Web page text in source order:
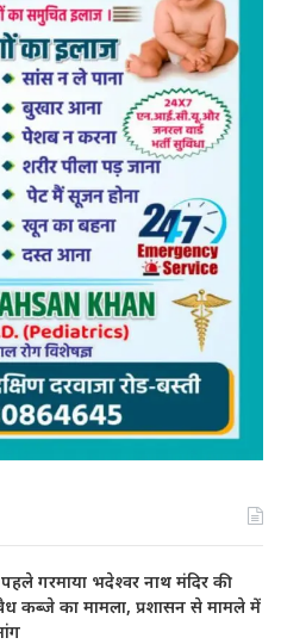
गरमाया भदेश्वर नाथ मंदिर की
कब्जे का मामला, प्रशासन से मामले में